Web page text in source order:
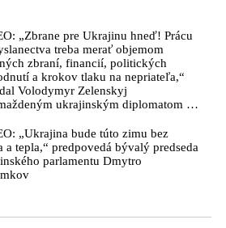
„Zbrane pre Ukrajinu hneď! Prácu
treba merať objemom
zbraní, financií, politických
a krokov tlaku na nepriateľa,“
Volodymyr Zelenskyj
ukrajinským diplomatom v
Ukrajine nedodajú protiraketové
Patriot
„Ukrajina bude túto zimu bez
a tepla,“ predpovedá bývalý predseda
parlamentu Dmytro